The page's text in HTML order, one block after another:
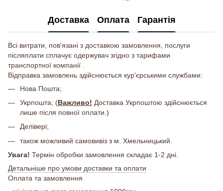
Доставка Оплата Гарантія
Всі витрати, пов'язані з доставкою замовлення, послуги
післяплати сплачує одержувач згідно з тарифами
транспортної компанії .
Відправка замовлень здійснюється кур'єрськими службами:
Нова Пошта;
Укрпошта; (Важливо! Доставка Укрпоштою здійснюється
лише після повної оплати.)
Делівері;
також можливий самовивіз з м. Хмельницький.
Увага! Термін обробки замовлення складає 1-2 дні.
Детальніше про умови доставки та оплати
Оплата та замовлення